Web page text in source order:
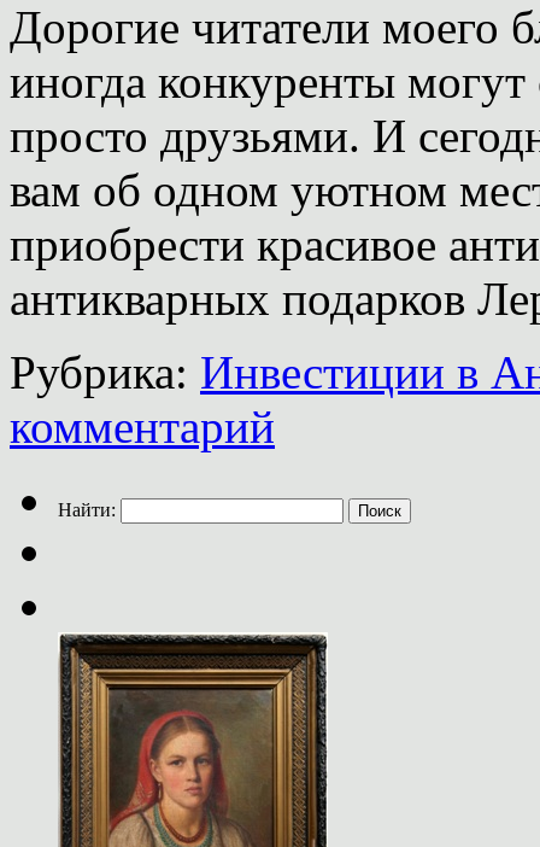
Дорогие читатели моего
иногда конкуренты
просто друзьями. И
вам об одном уютном
приобрести красивое
антикварных подарков
Рубрика: Инвестиции в
комментарий
Найти: